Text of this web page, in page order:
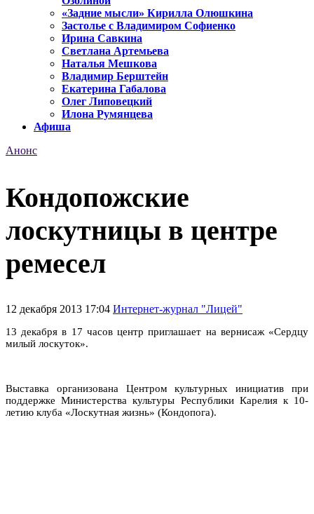
«Задние мысли» Кирилла Олюшкина
Застолье с Владимиром Софиенко
Ирина Савкина
Светлана Артемьева
Наталья Мешкова
Владимир Берштейн
Екатерина Габалова
Олег Липовецкий
Илона Румянцева
Афиша
Анонс
Кондопожские
лоскутницы в центре
ремесел
12 декабря 2013 17:04 Интернет-журнал "Лицей"
13 декабря в 17 часов центр приглашает на вернисаж «Сердцу
милый лоскуток».
Выставка организована Центром культурных инициатив при
поддержке Министерства культуры Республики Карелия к 10-
летию клуба «Лоскутная жизнь» (Кондопога).